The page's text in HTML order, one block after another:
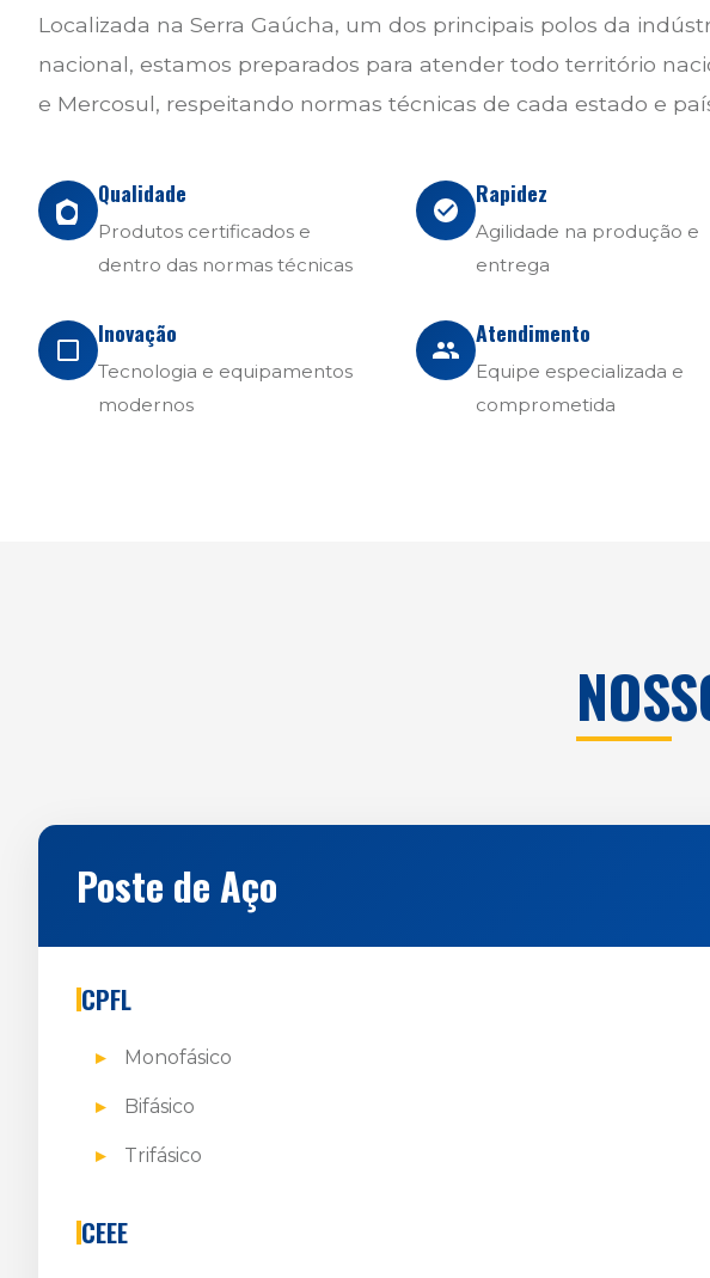
Localizada na Serra Gaúcha, um dos principais polos da
nacional, estamos preparados para atender todo território
e Mercosul, respeitando normas técnicas de cada estado e
Qualidade
Produtos certificados e
dentro das normas técnicas
Rapidez
Agilidade na produção e
entrega
Inovação
Tecnologia e equipamentos
modernos
Atendimento
Equipe especializada e
comprometida
Poste de Aço
CPFL
Monofásico
Bifásico
Trifásico
CEEE